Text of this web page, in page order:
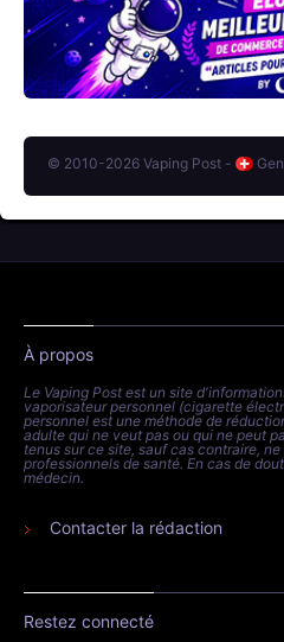
© 2010-2026 Vaping Post -
À propos
Le Vaping Post est un site
vaporisateur personnel (cigarette
personnel est une méthode de
adulte qui ne veut pas ou qui ne peut
tenus sur ce site, sauf cas contraire,
professionnels de santé. En cas de
médecin.
Contacter la rédaction
Restez connecté